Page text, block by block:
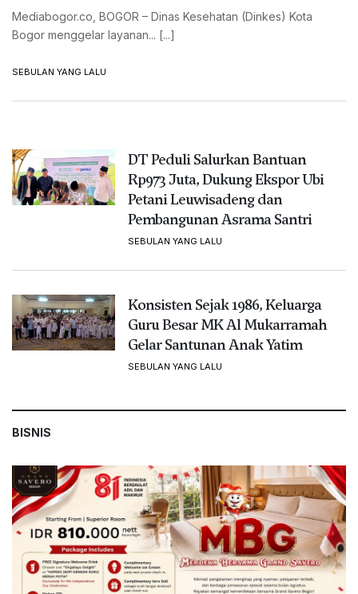
Mediabogor.co, BOGOR – Dinas Kesehatan (Dinkes) Kota
Bogor menggelar layanan... [...]
SEBULAN YANG LALU
DT Peduli Salurkan Bantuan
Rp973 Juta, Dukung Ekspor Ubi
Petani Leuwisadeng dan
Pembangunan Asrama Santri
SEBULAN YANG LALU
Konsisten Sejak 1986, Keluarga
Guru Besar MK Al Mukarramah
Gelar Santunan Anak Yatim
SEBULAN YANG LALU
BISNIS